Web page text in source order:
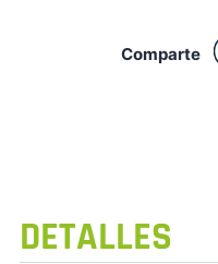
Comparte
DETALLES